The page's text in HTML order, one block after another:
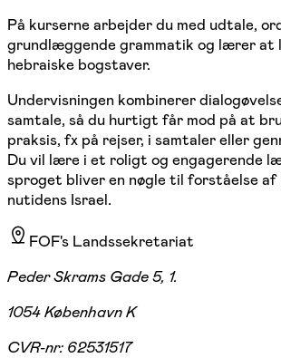
På kurserne arbejder du med udtale,
grundlæggende grammatik og lærer at
hebraiske bogstaver.
Undervisningen kombinerer
samtale, så du hurtigt får mod på at
praksis, fx på rejser, i samtaler eller
Du vil lære i et roligt og engagerende
sproget bliver en nøgle til forståelse af
nutidens Israel.
FOF's Landssekretariat
Peder Skrams Gade 5, 1.
1054 København K
CVR-nr: 62531517